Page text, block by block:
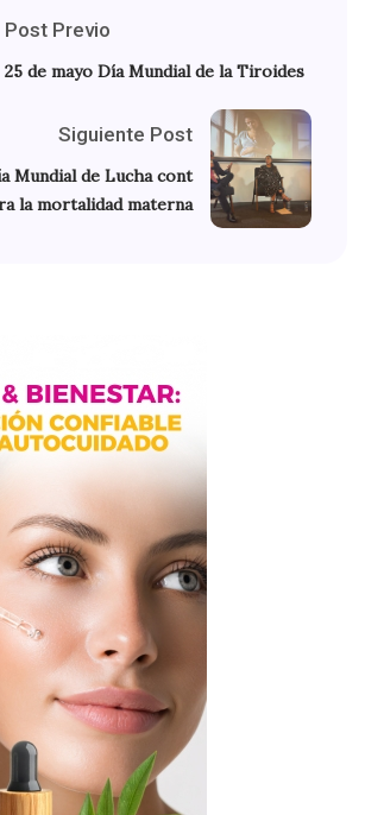
Post Previo
25 de mayo Día Mundial de la Tiroides
Siguiente Post
Mundial de Lucha cont
la mortalidad materna